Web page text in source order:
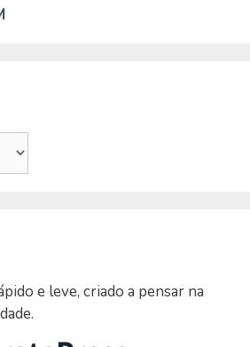
e leve, criado a pensar na